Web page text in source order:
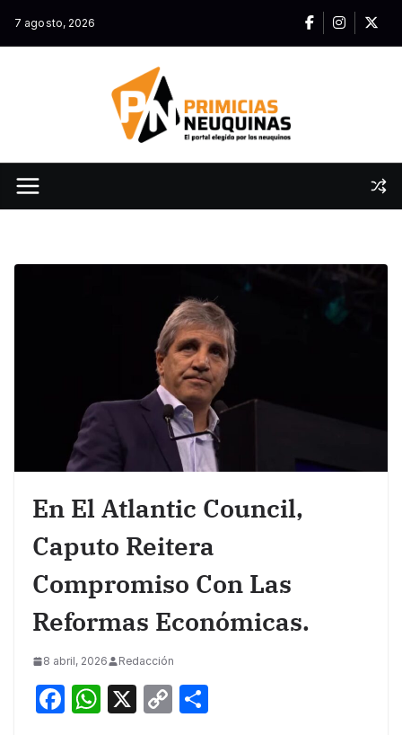
7 agosto, 2026
En El Atlantic Council,
Caputo Reitera
Compromiso Con Las
Reformas Económicas.
8 abril, 2026 Redacción
F
W X
C